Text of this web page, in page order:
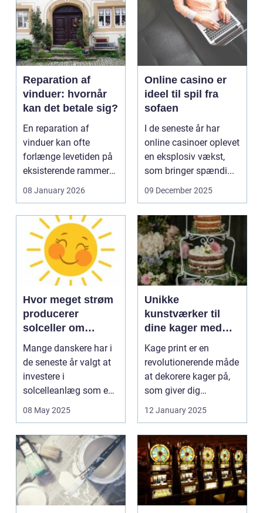
Reparation af
vinduer: hvornår
kan det betale sig?
En reparation af
vinduer kan ofte
forlænge levetiden på
eksisterende rammer
og glas med ...
08 January 2026
Online casino er
ideel til spil fra
sofaen
I de seneste år har
online casinoer oplevet
en eksplosiv vækst,
som bringer spændi...
09 December 2025
Hvor meget strøm
producerer
solceller om
vinteren?
Mange danskere har i
de seneste år valgt at
investere i
solcelleanlæg som en
bæred...
08 May 2025
Unikke
kunstværker til
dine kager med
kage print
Kage print er en
revolutionerende måde
at dekorere kager på,
som giver dig
mulighed for ...
12 January 2025